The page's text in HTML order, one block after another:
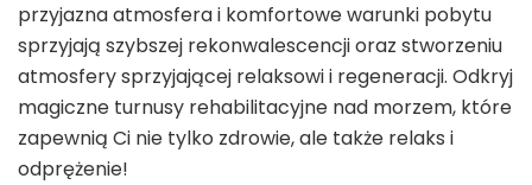
przyjazna atmosfera i komfortowe warunki pobytu
sprzyjają szybszej rekonwalescencji oraz stworzeniu
atmosfery sprzyjającej relaksowi i regeneracji. Odkryj
magiczne turnusy rehabilitacyjne nad morzem, które
zapewnią Ci nie tylko zdrowie, ale także relaks i
odprężenie!